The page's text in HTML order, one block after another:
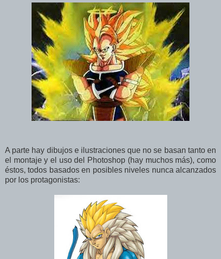
A parte hay dibujos e ilustraciones que no se basan tanto en
el montaje y el uso del Photoshop (hay muchos más), como
éstos, todos basados en posibles niveles nunca alcanzados
por los protagonistas: